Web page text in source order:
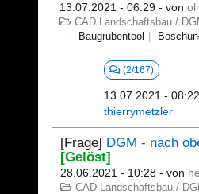
13.07.2021 - 06:29 - von
CAD Landschaftsbau /
Baugrubentool
(2/167)
13.07.2021 - 08:22
thierrymetzler
[Frage] DGM - nach
[Gelöst]
28.06.2021 - 10:28 - von
CAD Landschaftsbau /